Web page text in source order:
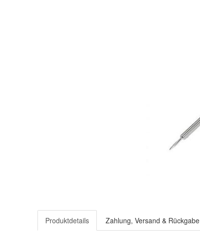
Produktdetails Zahlung, Versand & Rückgabe